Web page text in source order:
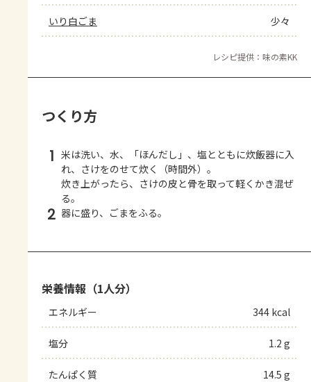
いり白ごま 少々
レシピ提供：味の素KK
つくり方
1 米は洗い、水、「ほんだし」、塩とともに炊飯器に入
れ、さけをのせて炊く（時間外）。
炊き上がったら、さけの皮と骨を取って軽くかき混ぜ
る。
2 器に盛り、ごまをふる。
栄養情報（1人分）
エネルギー 344 kcal
塩分 1.2 g
たんぱく質 14.5 g